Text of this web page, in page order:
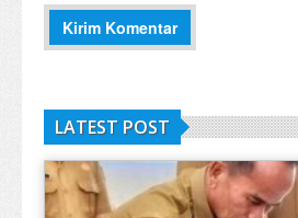
LATEST POST